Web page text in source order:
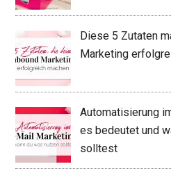
Diese 5 Zutaten
Marketing
Automatisierung
es bedeutet und
solltest